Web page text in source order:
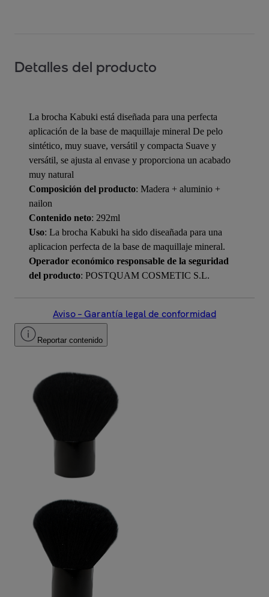
Detalles del producto
La brocha Kabuki está diseñada para una perfecta
aplicación de la base de maquillaje mineral De pelo
sintético, muy suave, versátil y compacta Suave y
versátil, se ajusta al envase y proporciona un acabado
muy natural
Composición del producto: Madera + aluminio +
nailon
Contenido neto: 292ml
Uso: La brocha Kabuki ha sido diseañada para una
aplicacion perfecta de la base de maquillaje mineral.
Operador económico responsable de la seguridad
del producto: POSTQUAM COSMETIC S.L.
Aviso – Garantía legal de conformidad
Reportar contenido